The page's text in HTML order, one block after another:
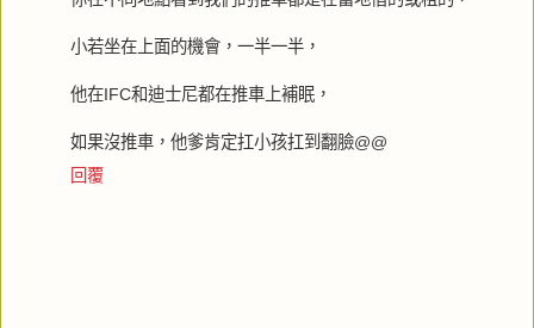
小若坐在上面的機會，一半一半，
他在IFC和迪士尼都在推車上補眠，
如果沒推車，他爹肯定扛小孩扛到翻臉@@
回覆